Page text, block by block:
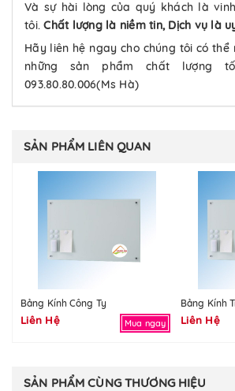
Và sự hài lòng của quý khách là
tôi.Chất lượng là niềm tin, Dịch vụ là
Hãy liên hệ ngay cho chúng tôi có
những sản phẩm chất lượng
093.80.80.006(Ms Hà)
SẢN PHẨM LIÊN QUAN
Bảng Kính Công Ty
Liên Hệ Mua ngay
Bảng Kính
Liên Hệ
SẢN PHẨM CÙNG THƯƠNG HIỆU